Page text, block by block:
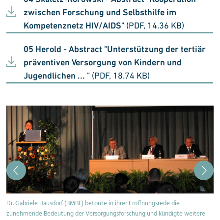
zwischen Forschung und Selbsthilfe im
Kompetenznetz HIV/AIDS" (PDF, 14.36 KB)
05 Herold - Abstract "Unterstützung der tertiär
präventiven Versorgung von Kindern und
Jugendlichen ... " (PDF, 18.74 KB)
Dr. Gabriele Hausdorf (BMBF) betonte in ihrer Eröffnungsrede die
zunehmende Bedeutung der Versorgungsforschung und kündigte weitere